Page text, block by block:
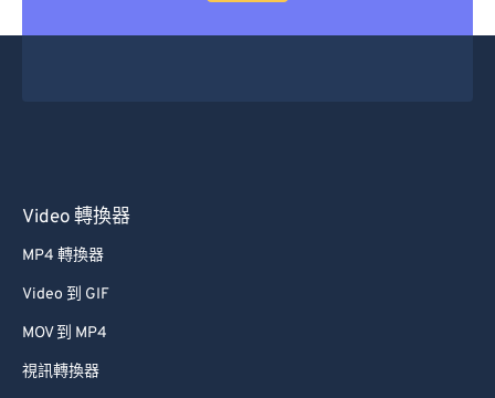
Video 轉換器
MP4 轉換器
Video 到 GIF
MOV 到 MP4
視訊轉換器